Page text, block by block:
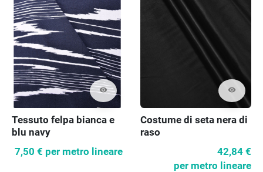
visibility
Tessuto felpa bianca e
blu navy
7,50 € per metro lineare
visibility
Costume di seta nera di
raso
42,84 €
per metro lineare